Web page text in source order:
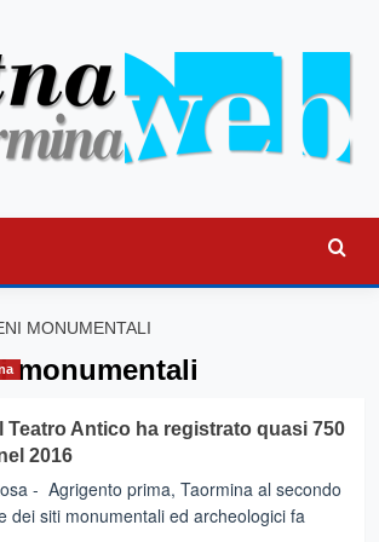
MONUMENTALI
monumentali
Teatro Antico ha registrato quasi 750
2016
- Agrigento prima, Taormina al secondo
dei siti monumentali ed archeologici fa